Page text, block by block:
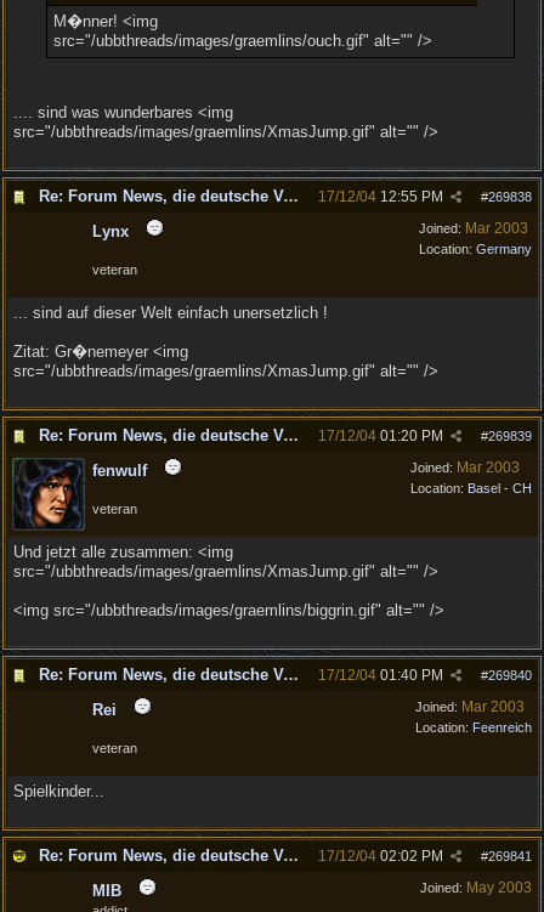
M�nner! <img
src="/ubbthreads/images/graemlins/ouch.gif" alt="" />
.... sind was wunderbares <img
src="/ubbthreads/images/graemlins/XmasJump.gif" alt="" />
Re: Forum News, die deutsche Version. #269838
17/12/04 12:55 PM
Joined: Mar 2003
Location: Germany
Lynx
veteran
... sind auf dieser Welt einfach unersetzlich !
Zitat: Gr�nemeyer <img
src="/ubbthreads/images/graemlins/XmasJump.gif" alt="" />
Re: Forum News, die deutsche Version. #269839
17/12/04 01:20 PM
Joined: Mar 2003
Location: Basel - CH
fenwulf
veteran
Und jetzt alle zusammen: <img
src="/ubbthreads/images/graemlins/XmasJump.gif" alt="" />
<img src="/ubbthreads/images/graemlins/biggrin.gif" alt="" />
Re: Forum News, die deutsche Version. #269840
17/12/04 01:40 PM
Joined: Mar 2003
Location: Feenreich
Rei
veteran
Spielkinder...
Re: Forum News, die deutsche Version. #269841
17/12/04 02:02 PM
Joined: May 2003
MIB